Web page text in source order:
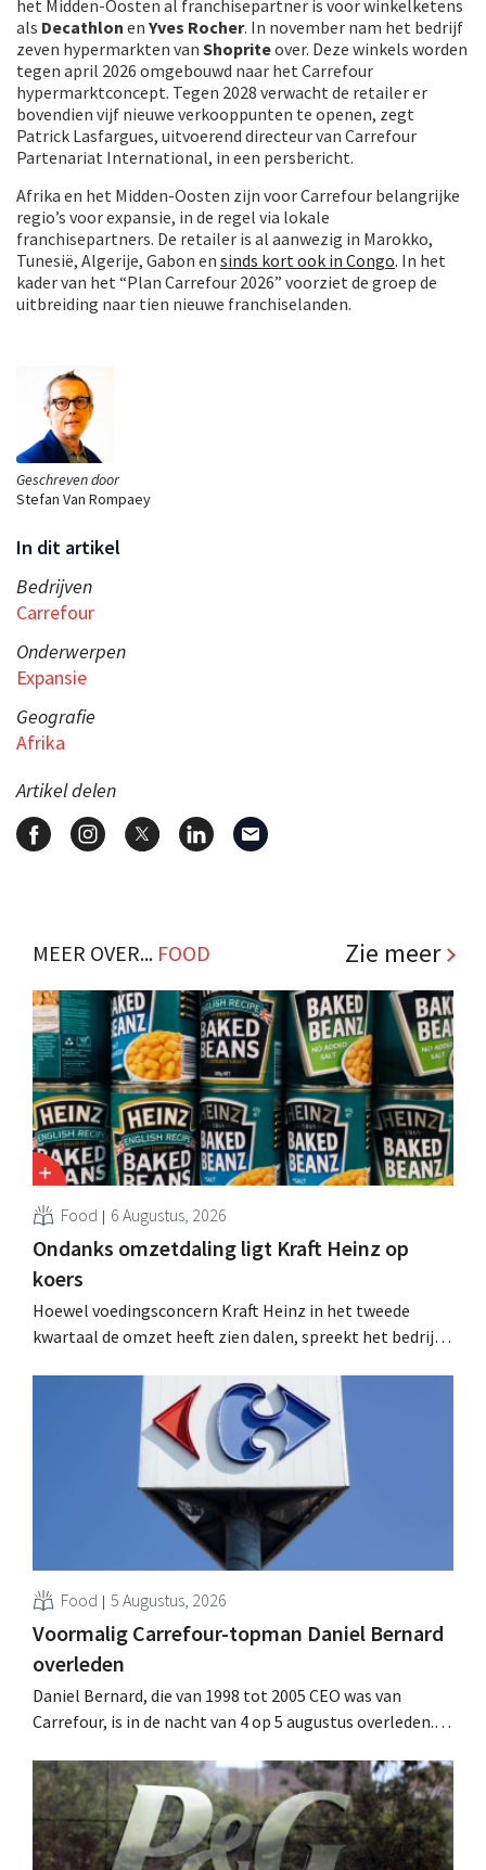
Geschreven door
Stefan Van Rompaey
In dit artikel
Bedrijven
Carrefour
Onderwerpen
Expansie
Geografie
Afrika
Artikel delen
het Midden-Oosten al franchisepartner is voor winkelketens
als Decathlon en Yves Rocher. In november nam het bedrijf
zeven hypermarkten van Shopriteover. Deze winkels worden
tegen april 2026 omgebouwd naar het Carrefour
hypermarktconcept. Tegen 2028 verwacht de retailer er
bovendien vijf nieuwe verkooppunten te openen, zegt
Patrick Lasfargues, uitvoerend directeur van Carrefour
Partenariat International, in een persbericht.
Afrika en het Midden-Oosten zijn voor Carrefour belangrijke
regio’s voor expansie, in de regel via lokale
franchisepartners. De retailer is al aanwezig in Marokko,
Tunesië, Algerije, Gabon en sinds kort ook in Congo. In het
kader van het “Plan Carrefour 2026” voorziet de groep de
uitbreiding naar tien nieuwe franchiselanden.
MEER OVER... FOOD Zie meer
Food 6 Augustus, 2026
Ondanks omzetdaling ligt Kraft Heinz op
koers
Hoewel voedingsconcern Kraft Heinz in het tweede
kwartaal de omzet heeft zien dalen, spreekt het bedrijf
multinational verhoogt de investeringen en de
vooruitzichten.
Food 5 Augustus, 2026
Voormalig Carrefour-topman Daniel Bernard
overleden
Daniel Bernard, die van 1998 tot 2005 CEO was van
Carrefour, is in de nacht van 4 op 5 augustus overleden.
retailer, realiseerde de fusie met Promodès en nam
toenmalig Belgisch marktleider GB over.